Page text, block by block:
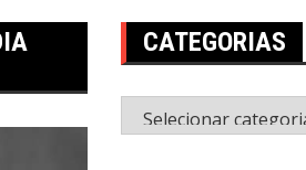
CATEGORIAS
Categorias